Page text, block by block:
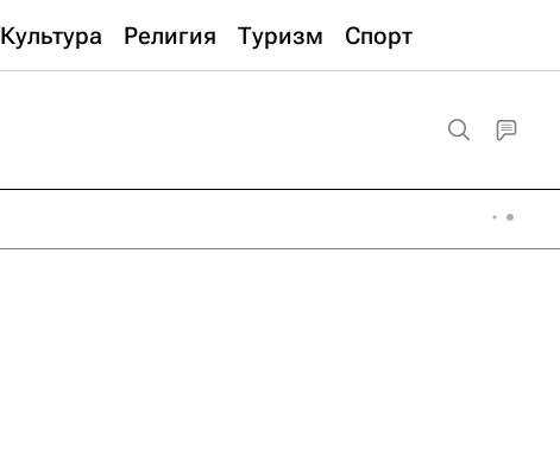
Культура Религия Туризм Спорт